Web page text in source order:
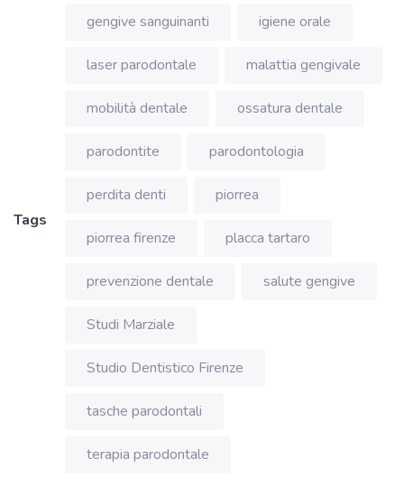
Tags
gengive sanguinanti igiene orale
laser parodontale malattia gengivale
mobilità dentale ossatura dentale
parodontite parodontologia
perdita denti piorrea
piorrea firenze placca tartaro
prevenzione dentale salute gengive
Studi Marziale
Studio Dentistico Firenze
tasche parodontali
terapia parodontale